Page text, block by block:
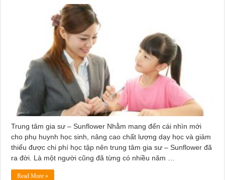
Trung tâm gia sư – Sunflower Nhằm mang đến cái nhìn mới
cho phụ huynh học sinh, nâng cao chất lượng dạy học và giảm
thiểu được chi phí học tập nên trung tâm gia sư – Sunflower đã
ra đời. Là một người cũng đã từng có nhiều năm …
Read More »